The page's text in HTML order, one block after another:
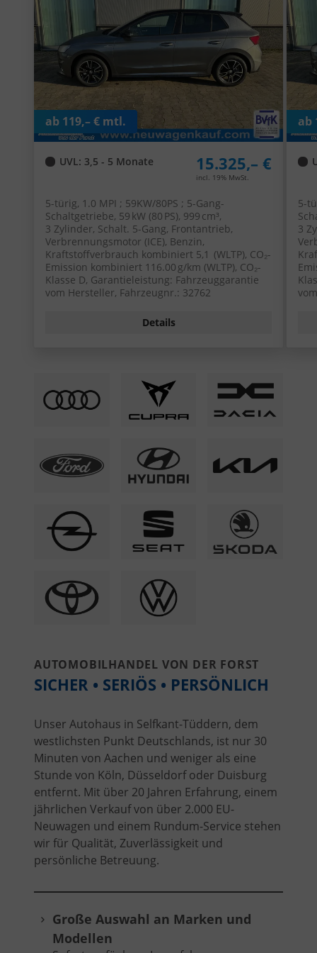
Fensterheber
UVL : 3,5 - 5 Monate 15.325,– €
incl. 19% MwSt.
ab 119,– € mtl.
5-türig, 1.0 MPI ; 59KW/80PS ; 5-Gang-
Schaltgetriebe, 59 kW (80 PS), 999 cm³,
3 Zylinder, Schalt. 5-Gang, Frontantrieb,
Verbrennungsmotor (ICE), Benzin,
Kraftstoffverbrauch kombiniert 5,1 (WLTP), CO₂-
Emission kombiniert 116.00 g/km (WLTP), CO₂-
Klasse D, Garantieleistung: Fahrzeuggarantie
vom Hersteller, Fahrzeugnr.: 32762
Details
ab
5-
3
AUTOMOBILHANDEL VON DER FORST
SICHER • SERIÖS • PERSÖNLICH
Unser Autohaus in Selfkant-Tüddern, dem
westlichsten Punkt Deutschlands, ist nur 30
Minuten von Aachen und weniger als eine
Stunde von Köln, Düsseldorf oder Duisburg
entfernt. Mit über 20 Jahren Erfahrung, einem
jährlichen Verkauf von über 2.000 EU-
Neuwagen und einem Rundum-Service stehen
wir für Qualität, Zuverlässigkeit und
persönliche Betreuung.
Große Auswahl an Marken und
Modellen